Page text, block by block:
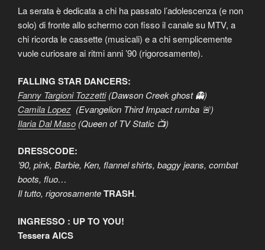
La serata è dedicata a chi ha passato l’adolescenza (e non
solo) di fronte allo schermo con fisso il canale su MTV, a
chi ricorda le cassette (musicali) e a chi semplicemente
vuole curiosare ai ritmi anni ’90 (rigorosamente).
FALLING STAR DANCERS:
Fanny Targioni Tozzetti(Dawson Creek ghost 👻)
Camila Lopez (Evangelion Third Impact rumba 🚨)
Ilaria Dal Maso (Queen of TV Static 📺)
DRESSCODE:
’90, pink, Barbie, Ken, flannel shirts, baggy jeans, combat
boots, fluo…
Il tutto, rigorosamenteTRASH.
INGRESSO : UP TO YOU!
Tessera AICS